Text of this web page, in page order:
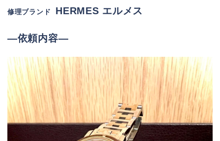
修理ブランド HERMES エルメス
―依頼内容―